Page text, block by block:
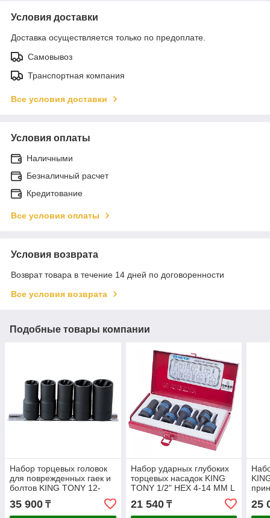
Условия доставки
Доставка осуществляется только по предоплате.
Самовывоз
Транспортная компания
Все условия доставки
Условия оплаты
Наличными
Безналичный расчет
Кредитование
Все условия оплаты
Условия возврата
Возврат товара в течение 14 дней по договоренности
Все условия возврата
Подобные товары компании
Набор торцевых головок
для поврежденных гаек и
болтов KING TONY 12-
19мм 5шт. 9TD035MR
35 900 ₸
Набор ударных глубоких
торцевых насадок KING
TONY 1/2" HEX 4-14 ММ L
= 60 ММ 4407MP
21 540₸
шт.
25